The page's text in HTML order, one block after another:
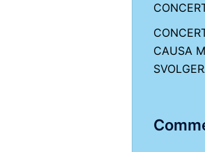
CAUSA